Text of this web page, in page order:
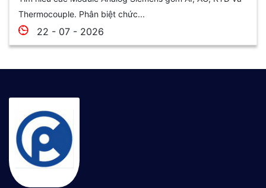
Thermocouple. Phân biệt chức...
22 - 07 - 2026